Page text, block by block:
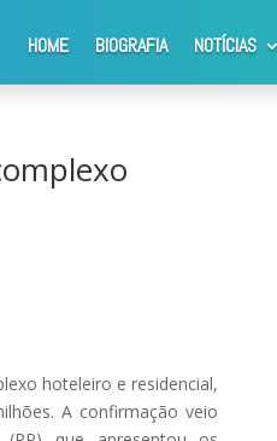
HOME BIOGRAFIA NOTÍCIAS
e residencial em Araraquara
hoteleiro e residencial,
A confirmação veio